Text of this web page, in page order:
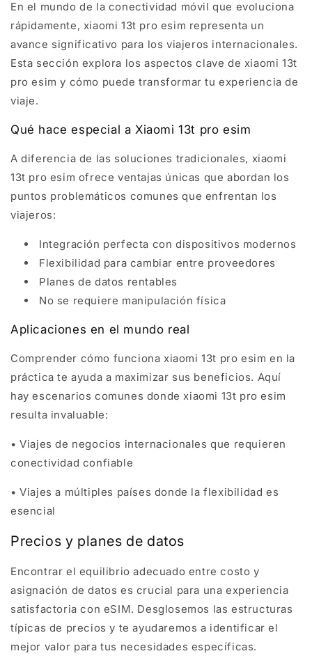
En el mundo de la conectividad móvil que evoluciona
rápidamente, xiaomi 13t pro esim representa un
avance significativo para los viajeros internacionales.
Esta sección explora los aspectos clave de xiaomi 13t
pro esim y cómo puede transformar tu experiencia de
viaje.
Qué hace especial a Xiaomi 13t pro esim
A diferencia de las soluciones tradicionales, xiaomi
13t pro esim ofrece ventajas únicas que abordan los
puntos problemáticos comunes que enfrentan los
viajeros:
Integración perfecta con dispositivos modernos
Flexibilidad para cambiar entre proveedores
Planes de datos rentables
No se requiere manipulación física
Aplicaciones en el mundo real
Comprender cómo funciona xiaomi 13t pro esim en la
práctica te ayuda a maximizar sus beneficios. Aquí
hay escenarios comunes donde xiaomi 13t pro esim
resulta invaluable:
• Viajes de negocios internacionales que requieren
conectividad confiable
• Viajes a múltiples países donde la flexibilidad es
esencial
Precios y planes de datos
Encontrar el equilibrio adecuado entre costo y
asignación de datos es crucial para una experiencia
satisfactoria con eSIM. Desglosemos las estructuras
típicas de precios y te ayudaremos a identificar el
mejor valor para tus necesidades específicas.